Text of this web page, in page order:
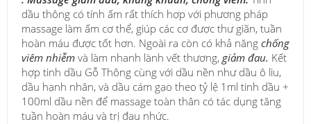
dầu thông có tính ấm rất thích hợp với phương pháp
massage làm ấm cơ thể, giúp các cơ được thư giãn, tuần
hoàn máu được tốt hơn. Ngoài ra còn có khả năng chống
viêm nhiễm và làm nhanh lành vết thương, giảm đau. Kết
hợp tinh dầu Gỗ Thông cùng với dầu nền như dầu ô liu,
dầu hạnh nhân, và dầu cám gạo theo tỷ lệ 1ml tinh dầu +
100ml dầu nền để massage toàn thân có tác dụng tăng
tuần hoàn máu và trị đau nhức.